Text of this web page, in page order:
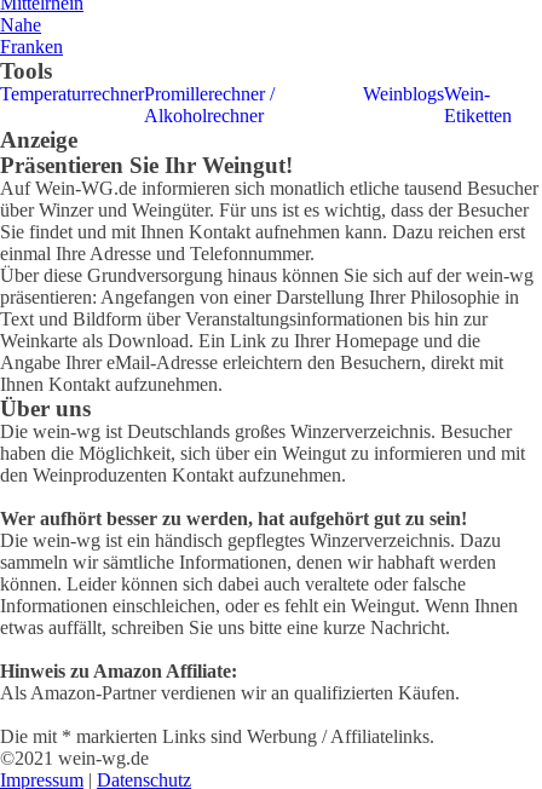
Nahe
Franken
Tools
TemperaturrechnerPromillerechner /
Alkoholrechner
WeinblogsWein-
Etiketten
Anzeige
Präsentieren Sie Ihr Weingut!
Auf Wein-WG.de informieren sich monatlich etliche tausend Besucher
über Winzer und Weingüter. Für uns ist es wichtig, dass der Besucher
Sie findet und mit Ihnen Kontakt aufnehmen kann. Dazu reichen erst
einmal Ihre Adresse und Telefonnummer.
Über diese Grundversorgung hinaus können Sie sich auf der wein-wg
präsentieren: Angefangen von einer Darstellung Ihrer Philosophie in
Text und Bildform über Veranstaltungsinformationen bis hin zur
Weinkarte als Download. Ein Link zu Ihrer Homepage und die
Angabe Ihrer eMail-Adresse erleichtern den Besuchern, direkt mit
Ihnen Kontakt aufzunehmen.
Über uns
Die wein-wg ist Deutschlands großes Winzerverzeichnis. Besucher
haben die Möglichkeit, sich über ein Weingut zu informieren und mit
den Weinproduzenten Kontakt aufzunehmen.
Wer aufhört besser zu werden, hat aufgehört gut zu sein!
Die wein-wg ist ein händisch gepflegtes Winzerverzeichnis. Dazu
sammeln wir sämtliche Informationen, denen wir habhaft werden
können. Leider können sich dabei auch veraltete oder falsche
Informationen einschleichen, oder es fehlt ein Weingut. Wenn Ihnen
etwas auffällt, schreiben Sie uns bitte eine kurze Nachricht.
Hinweis zu Amazon Affiliate:
Als Amazon-Partner verdienen wir an qualifizierten Käufen.
Die mit * markierten Links sind Werbung / Affiliatelinks.
©2021 wein-wg.de
Impressum | Datenschutz